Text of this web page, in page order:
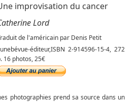
improvisation du cancer
Lord
de l'américain par Denis Petit
éditeur,ISBN 2-914596-15-4, 272
16 photos, 25€
photographies prend sa source dans un